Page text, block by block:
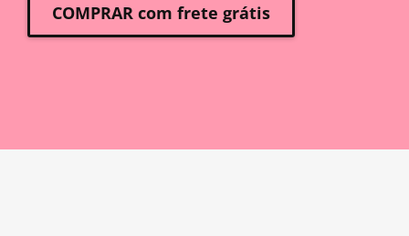
COMPRAR com frete grátis